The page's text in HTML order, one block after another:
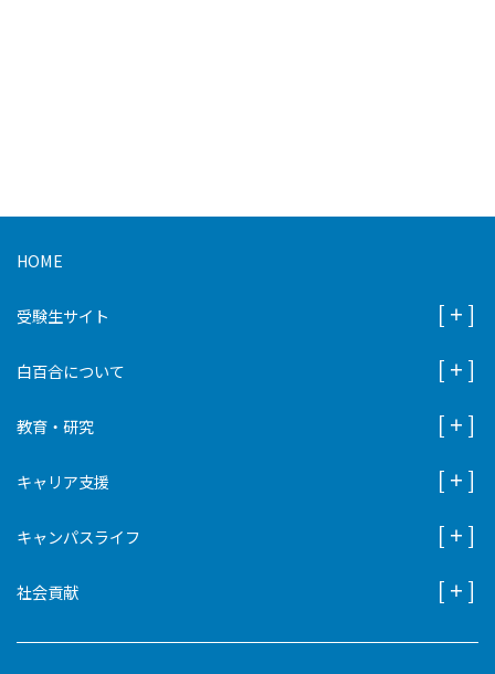
HOME
受験生サイト
白百合について
教育・研究
キャリア支援
キャンパスライフ
社会貢献